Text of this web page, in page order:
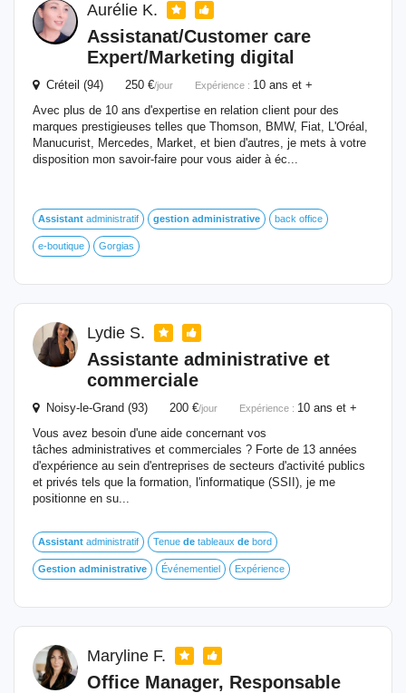
Aurélie K.
Assistanat/Customer care
Expert/Marketing digital
Créteil (94) 250 €/jour Expérience : 10 ans et +
Avec plus de 10 ans d'expertise en relation client pour des
marques prestigieuses telles que Thomson, BMW, Fiat, L'Oréal,
Manucurist, Mercedes, Market, et bien d'autres, je mets à votre
disposition mon savoir-faire pour vous aider à éc...
Assistant administratif gestion administrative back office
e-boutique Gorgias
Lydie S.
Assistante administrative et
commerciale
Noisy-le-Grand (93) 200 €/jour Expérience : 10 ans et +
Vous avez besoin d'une aide concernant vos
tâches administratives et commerciales ? Forte de 13 années
d'expérience au sein d'entreprises de secteurs d'activité publics
et privés tels que la formation, l'informatique (SSII), je me
positionne en su...
Assistant administratif Tenue de tableaux de bord
Gestion administrative Événementiel Expérience
Maryline F.
Office Manager, Responsable